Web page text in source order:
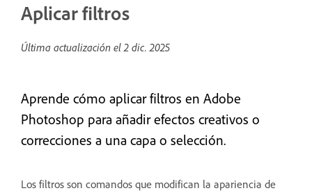
Aplicar filtros
Última actualización el2 dic. 2025
Aprende cómo aplicar filtros en Adobe
Photoshop para añadir efectos creativos o
correcciones a una capa o selección.
Los filtros son comandos que modifican la apariencia de